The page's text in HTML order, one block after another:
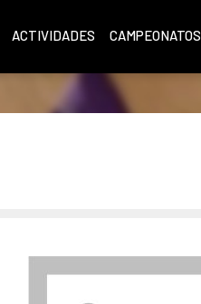
ACTIVIDADES CAMPEONATOS